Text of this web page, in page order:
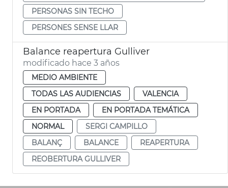
PERSONAS SIN TECHO
PERSONES SENSE LLAR
Balance reapertura Gulliver
modificado hace 3 años
MEDIO AMBIENTE
TODAS LAS AUDIENCIAS
VALENCIA
EN PORTADA
EN PORTADA TEMÁTICA
NORMAL
SERGI CAMPILLO
BALANÇ
BALANCE
REAPERTURA
REOBERTURA GULLIVER